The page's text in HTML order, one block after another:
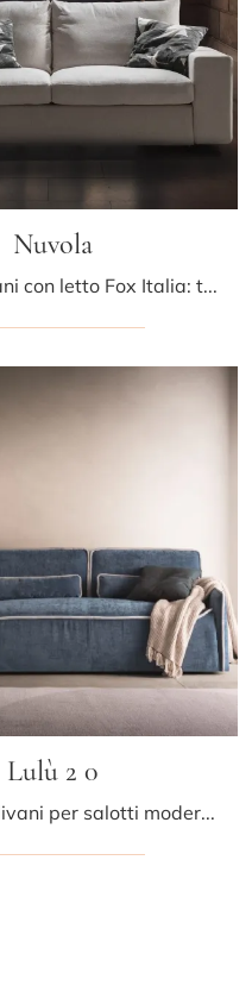
Nuvola
Salotti e divani con letto Fox Italia: ti presentiamo il modello Nuvola in tessuto per arricchire il soggiorno.
Lulù 2 0
Se desideri divani per salotti moderni, clicca e leggi di più sul modello Lulù 2 0 in tessuto della firma Ditre Italia.